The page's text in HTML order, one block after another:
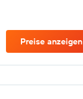
Preise anzeigen